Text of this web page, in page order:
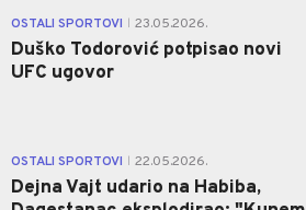
OSTALI SPORTOVI 23.05.2026.
Duško Todorović potpisao novi
UFC ugovor
OSTALI SPORTOVI 22.05.2026.
Dejna Vajt udario na Habiba,